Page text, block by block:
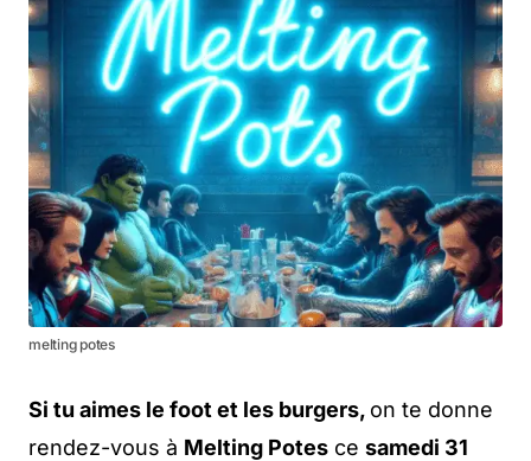
melting potes
Si tu aimes le foot et les burgers, on te donne
rendez-vous à Melting Potes ce samedi 31